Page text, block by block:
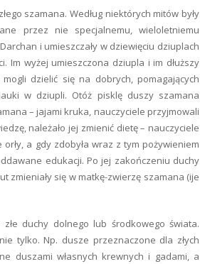
szamana. Według niektórych mitów były
przez nie specjalnemu, wieloletniemu
i umieszczały w dziewięciu dziuplach
Im wyżej umieszczona dziupla i im dłuższy
dzielić się na dobrych, pomagających
w dziupli. Otóż pisklę duszy szamana
– jajami kruka, nauczyciele przyjmowali
należało jej zmienić dietę – nauczyciele
a gdy zdobyła wraz z tym pożywieniem
edukacji. Po jej zakończeniu duchy
zmieniały się w matkę-zwierzę szamana (ije
duchy dolnego lub środkowego świata.
tylko. Np. dusze przeznaczone dla złych
duszami własnych krewnych i gadami, a